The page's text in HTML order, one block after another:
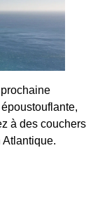
à des couchers
Atlantique.